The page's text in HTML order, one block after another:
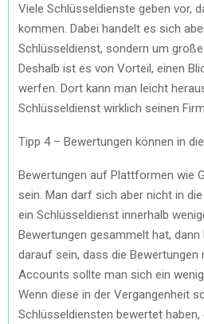
Viele Schlüsseldienste geben vor,
kommen. Dabei handelt es sich
Schlüsseldienst, sondern um
Deshalb ist es von Vorteil, einen
werfen. Dort kann man leicht
Schlüsseldienst wirklich seinen
Tipp 4 – Bewertungen können in
Bewertungen auf Plattformen wie
sein. Man darf sich aber nicht in
ein Schlüsseldienst innerhalb
Bewertungen gesammelt hat, dann
darauf sein, dass die Bewertungen
Accounts sollte man sich ein
Wenn diese in der Vergangenheit
Schlüsseldiensten bewertet